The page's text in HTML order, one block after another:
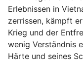
Erlebnissen in
zerrissen, kämpft
Krieg und der
wenig Verständnis
Härte und seines